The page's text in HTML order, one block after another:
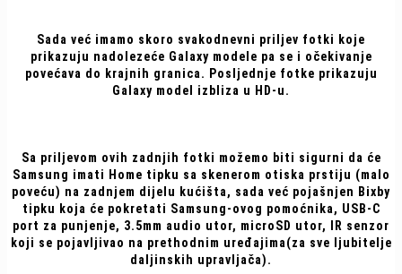
Sada već imamo skoro svakodnevni priljev fotki koje
prikazuju nadolezeće Galaxy modele pa se i očekivanje
povećava do krajnih granica. Posljednje fotke prikazuju
Galaxy model izbliza u HD-u.
Sa priljevom ovih zadnjih fotki možemo biti sigurni da će
Samsung imati Home tipku sa skenerom otiska prstiju (malo
poveću) na zadnjem dijelu kućišta, sada već pojašnjen Bixby
tipku koja će pokretati Samsung-ovog pomoćnika, USB-C
port za punjenje, 3.5mm audio utor, microSD utor, IR senzor
koji se pojavljivao na prethodnim uređajima(za sve ljubitelje
daljinskih upravljača).